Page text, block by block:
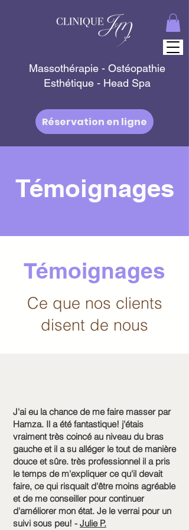
Massothérapie - Ostéopathie
Esthétique - Head Spa
Réservation en ligne
Témoignages
Témoignages
Ce que nos clients
disent de nous
J'ai eu la chance de me faire masser par
Hamza. Il a été fantastique! j'étais
vraiment très coincé au niveau du bras
gauche et il a su alléger le tout de manière
douce et sûre. très professionnel il a pris
le temps de m'expliquer ce qu'il devait
faire, ce qui risquait d'être moins agréable
et de me conseiller pour continuer
d'améliorer mon état. Je le verrai pour un
suivi sous peu! - Julie P.